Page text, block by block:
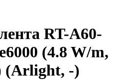
RT-A60-
(4.8 W/m,
(Arlight, -)